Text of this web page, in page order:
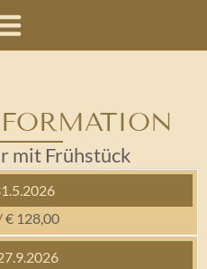
mit Frühstück
€ 128,00